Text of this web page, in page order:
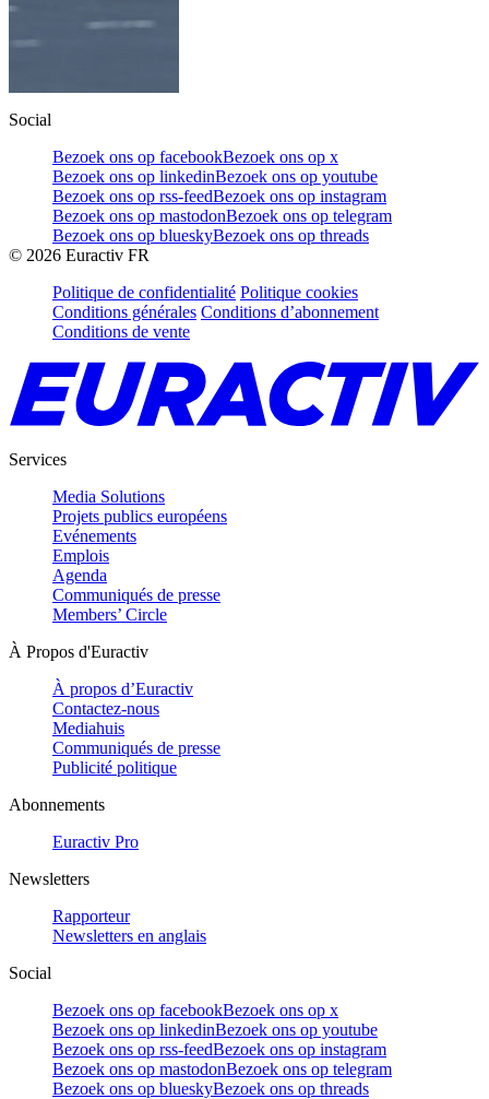
Social
Bezoek ons op facebookBezoek ons op x
Bezoek ons op linkedinBezoek ons op youtube
Bezoek ons op rss-feedBezoek ons op instagram
Bezoek ons op mastodonBezoek ons op telegram
Bezoek ons op blueskyBezoek ons op threads
© 2026 Euractiv FR
Politique de confidentialité Politique cookies
Conditions générales Conditions d’abonnement
Conditions de vente
Services
Media Solutions
Projets publics européens
Evénements
Emplois
Agenda
Communiqués de presse
Members’ Circle
À Propos d'Euractiv
À propos d’Euractiv
Contactez-nous
Mediahuis
Communiqués de presse
Publicité politique
Abonnements
Euractiv Pro
Newsletters
Rapporteur
Newsletters en anglais
Social
Bezoek ons op facebookBezoek ons op x
Bezoek ons op linkedinBezoek ons op youtube
Bezoek ons op rss-feedBezoek ons op instagram
Bezoek ons op mastodonBezoek ons op telegram
Bezoek ons op blueskyBezoek ons op threads